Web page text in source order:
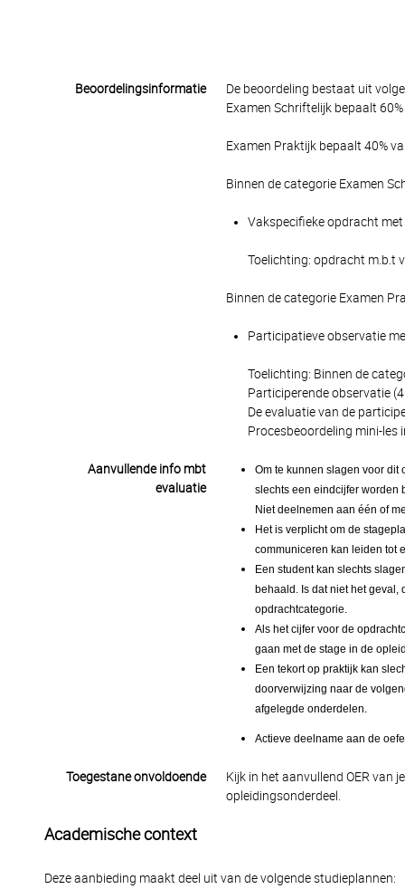
Beoordelingsinformatie
De beoordeling bestaat uit
Examen Schriftelijk bepaalt
Examen Praktijk bepaalt 40%
Binnen de categorie Examen
Vakspecifieke opdracht
Toelichting: opdracht m.b.t
Binnen de categorie Examen
Participatieve observatie
Toelichting: Binnen de
Participerende observatie
De evaluatie van de
Procesbeoordeling mini-les
Aanvullende info mbt
evaluatie
Om te kunnen slagen voor
slechts een eindcijfer worden
Niet deelnemen aan één of
Het is verplicht om de
communiceren kan leiden tot
Een student kan slechts
behaald. Is dat niet het
opdrachtcategorie.
Als het cijfer voor de
gaan met de stage in de
Een tekort op praktijk kan
doorverwijzing naar de
afgelegde onderdelen.
Actieve deelname aan de
Toegestane onvoldoende
Kijk in het aanvullend OER van
opleidingsonderdeel.
Academische context
Deze aanbieding maakt deel uit van de volgende studieplannen: